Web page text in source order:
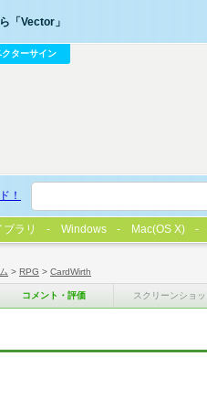
> RPG > CardWirth
コメント・評価 スクリーンショッ
「Vector」
クターサイン
！
ブラリ Windows Mac(OS X)